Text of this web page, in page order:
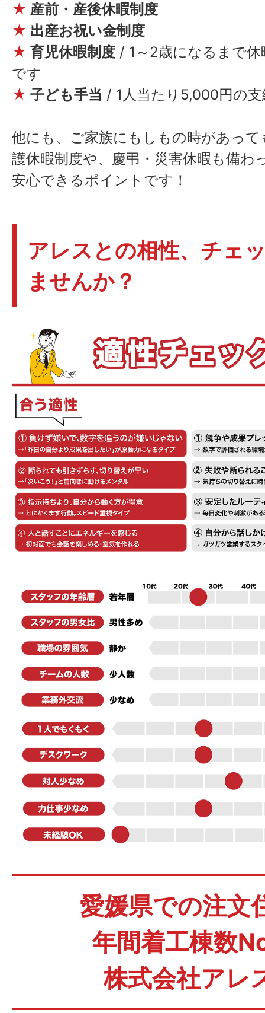
★ 産前・産後休暇制度
★ 出産お祝い金制度
★ 育児休暇制度 / 1～2歳になるまで
です
★ 子ども手当 / 1人当たり5,000円の
他にも、ご家族にもしもの時があって
護休暇制度や、慶弔・災害休暇も備わ
安心できるポイントです！
アレスとの相性、チェ
ませんか？
愛媛県での注文
年間着工棟数
株式会社アレ